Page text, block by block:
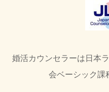
婚活カウンセラーは日本
会ベーシック課